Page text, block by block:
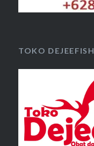
TOKO DEJEEFISH